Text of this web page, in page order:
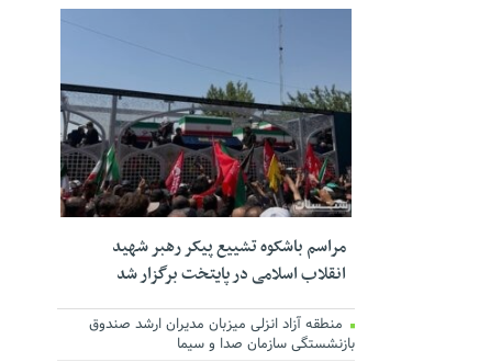
مراسم باشکوه تشییع پیکر رهبر شهید
انقلاب اسلامی در پایتخت برگزار شد
منطقه آزاد انزلی میزبان مدیران ارشد صندوق
بازنشستگی سازمان صدا و سیما